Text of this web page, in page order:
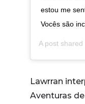
estou me
Vocês são
A post shared
Lawrran
Aventuras